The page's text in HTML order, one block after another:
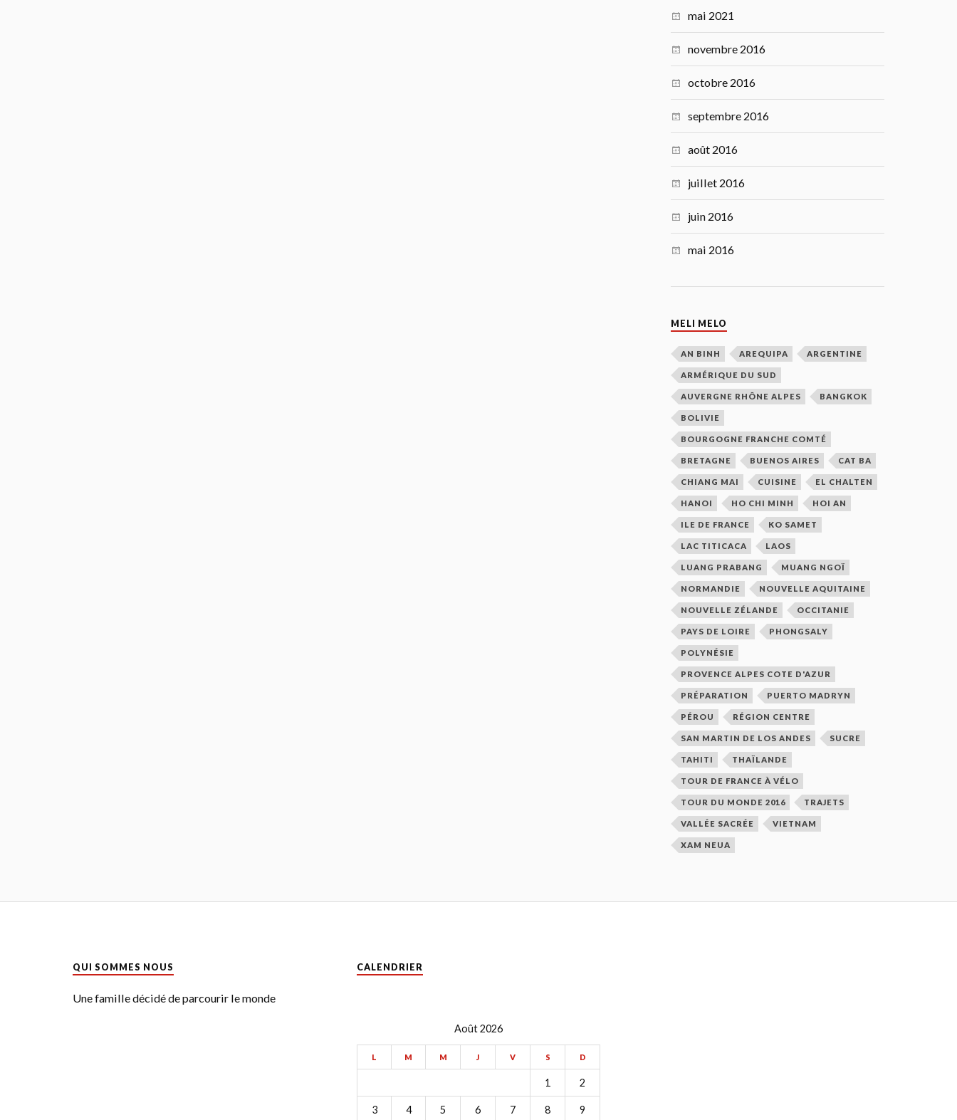
mai 2021
novembre 2016
octobre 2016
septembre 2016
août 2016
juillet 2016
juin 2016
mai 2016
MELI MELO
AN BINH AREQUIPA ARGENTINE
ARMÉRIQUE DU SUD
AUVERGNE RHÔNE ALPES BANGKOK
BOLIVIE
BOURGOGNE FRANCHE COMTÉ
BRETAGNE BUENOS AIRES CAT BA
CHIANG MAI CUISINE EL CHALTEN
HANOI HO CHI MINH HOI AN
ILE DE FRANCE KO SAMET
LAC TITICACA LAOS
LUANG PRABANG MUANG NGOÏ
NORMANDIE NOUVELLE AQUITAINE
NOUVELLE ZÉLANDE OCCITANIE
PAYS DE LOIRE PHONGSALY
POLYNÉSIE
PROVENCE ALPES COTE D'AZUR
PRÉPARATION PUERTO MADRYN
PÉROU RÉGION CENTRE
SAN MARTIN DE LOS ANDES SUCRE
TAHITI THAÏLANDE
TOUR DE FRANCE À VÉLO
TOUR DU MONDE 2016 TRAJETS
VALLÉE SACRÉE VIETNAM
XAM NEUA
QUI SOMMES NOUS
Une famille décidé de parcourir le monde
CALENDRIER
Août 2026
L M M J V S D
1 2
3 4 5 6 7 8 9